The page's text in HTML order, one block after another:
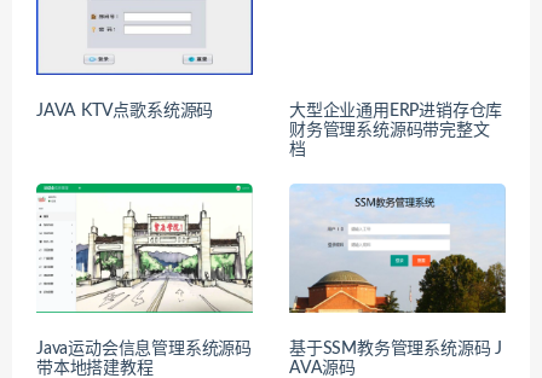
JAVA KTV点歌系统源码
大型企业通用ERP进销存仓库
财务管理系统源码带完整文
档
Java运动会信息管理系统源码
带本地搭建教程
基于SSM教务管理系统源码 J
AVA源码